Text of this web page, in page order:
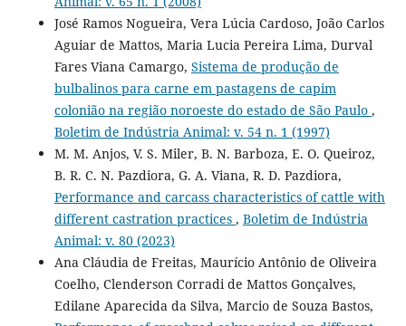
José Ramos Nogueira, Vera Lúcia Cardoso, João Carlos
Aguiar de Mattos, Maria Lucia Pereira Lima, Durval
Fares Viana Camargo, Sistema de produção de
bulbalinos para carne em pastagens de capim
colonião na região noroeste do estado de São Paulo ,
Boletim de Indústria Animal: v. 54 n. 1 (1997)
M. M. Anjos, V. S. Miler, B. N. Barboza, E. O. Queiroz,
B. R. C. N. Pazdiora, G. A. Viana, R. D. Pazdiora,
Performance and carcass characteristics of cattle with
different castration practices , Boletim de Indústria
Animal: v. 80 (2023)
Ana Cláudia de Freitas, Maurício Antônio de Oliveira
Coelho, Clenderson Corradi de Mattos Gonçalves,
Edilane Aparecida da Silva, Marcio de Souza Bastos,